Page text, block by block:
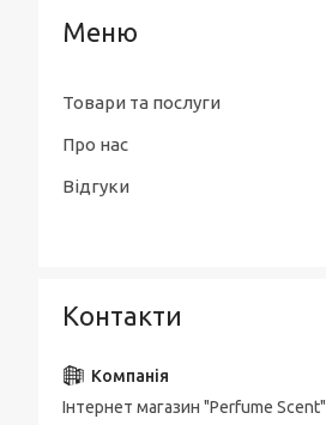
Товари та послуги
Про нас
Відгуки
Контакти
Інтернет магазин "Perfume Scent"